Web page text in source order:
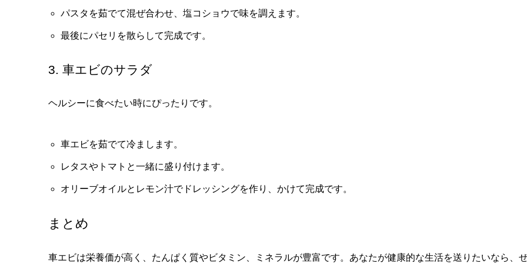
パスタを茹でて混ぜ合わせ、塩コショウで味を調えます。
最後にパセリを散らして完成です。
3. 車エビのサラダ
ヘルシーに食べたい時にぴったりです。
車エビを茹でて冷まします。
レタスやトマトと一緒に盛り付けます。
オリーブオイルとレモン汁でドレッシングを作り、かけて完成です。
まとめ
車エビは栄養価が高く、たんぱく質やビタミン、ミネラルが豊富です。あなたが健康的な生活を送りたいなら、